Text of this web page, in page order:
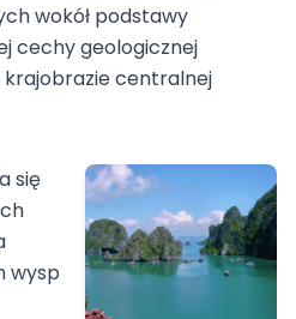
wokół podstawy
cechy geologicznej
krajobrazie centralnej
się
wysp